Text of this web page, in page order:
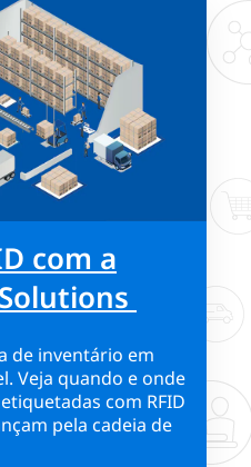
com a
de inventário em
Veja quando e onde
com RFID
pela cadeia de